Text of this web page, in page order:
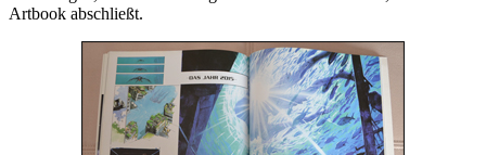
Artbook abschließt.